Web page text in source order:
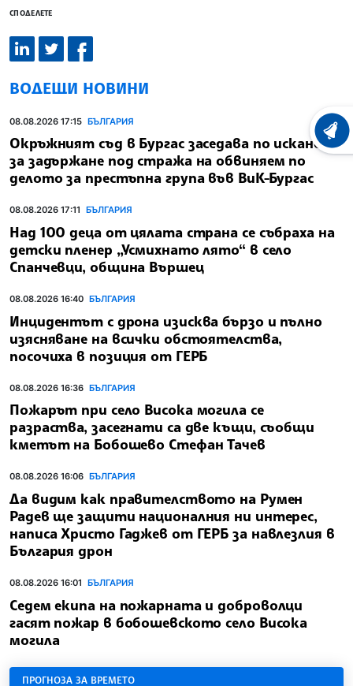
СПОДЕЛЕТЕ
ВОДЕЩИ НОВИНИ
08.08.2026 17:15 БЪЛГАРИЯ
Окръжният съд в Бургас заседава по искането
за задържане под стража на обвиняем по
делото за престъпна група във ВиК-Бургас
08.08.2026 17:11 БЪЛГАРИЯ
Над 100 деца от цялата страна се събраха на
детски пленер „Усмихнато лято“ в село
Спанчевци, община Вършец
08.08.2026 16:40 БЪЛГАРИЯ
Инцидентът с дрона изисква бързо и пълно
изясняване на всички обстоятелства,
посочиха в позиция от ГЕРБ
08.08.2026 16:36 БЪЛГАРИЯ
Пожарът при село Висока могила се
разраства, засегнати са две къщи, съобщи
кметът на Бобошево Стефан Тачев
08.08.2026 16:06 БЪЛГАРИЯ
Да видим как правителството на Румен
Радев ще защити националния ни интерес,
написа Христо Гаджев от ГЕРБ за навлезлия в
България дрон
08.08.2026 16:01 БЪЛГАРИЯ
Седем екипа на пожарната и доброволци
гасят пожар в бобошевското село Висока
могила
ПРОГНОЗА ЗА ВРЕМЕТО